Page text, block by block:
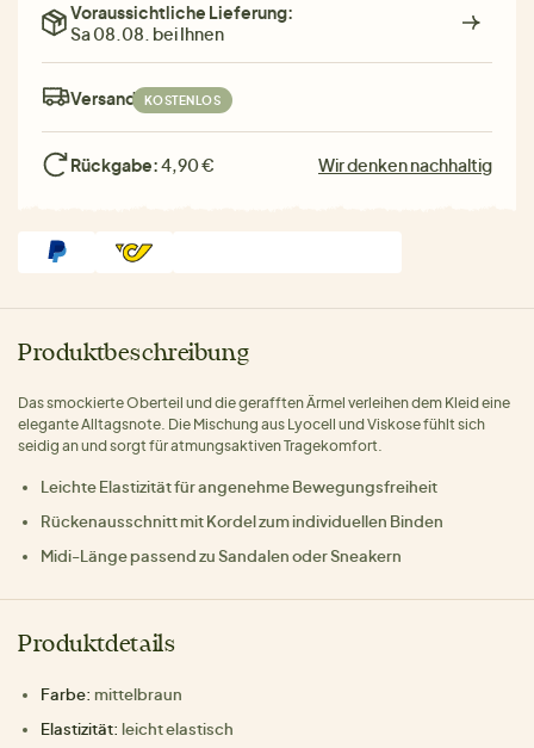
Voraussichtliche Lieferung:
Sa 08.08. bei Ihnen
Versand: KOSTENLOS
Rückgabe:4,90 € Wir denken nachhaltig
Produktbeschreibung
Das smockierte Oberteil und die gerafften Ärmel verleihen dem Kleid eine
elegante Alltagsnote. Die Mischung aus Lyocell und Viskose fühlt sich
seidig an und sorgt für atmungsaktiven Tragekomfort.
Leichte Elastizität für angenehme Bewegungsfreiheit
Rückenausschnitt mit Kordel zum individuellen Binden
Midi-Länge passend zu Sandalen oder Sneakern
Produktdetails
Farbe: mittelbraun
Elastizität: leicht elastisch